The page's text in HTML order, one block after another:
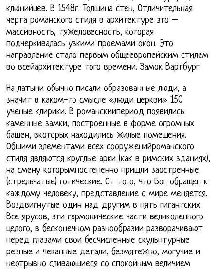
клюнийцев. В 1548г. Толщина стен, Отличительная
черта романского стиля в архитектуре это –
массивность, тяжеловесность, которая
подчеркивалась узкими проемами окон. Это
направление стало первым общеевропейским стилем
во всейархитектуре того времени. Замок Вартбург.
На латыни обычно писали образованные люди, а
значит в каком-то смысле «люди церкви» 150
ученые клирики. В романскийпериод появились
каменные замки, построенные в форме огромных
башен, вкоторых находились жилые помещения.
Общими элементами всех сооруженийроманского
стиля являются круглые арки (как в римских зданиях),
на смену которымпостепенно пришли заостренные
(стрельчатые) готические. От того, что Бог обращен к
каждому человеку, представление о мире меняется.
Воздвигнутые один над другим в пять гигантских
Все ярусов, эти гармонические части великолепного
целого, в бесконечном разнообразии разворачивают
перед глазами свои бесчисленные скульптурные
резные и чеканные детали, безмятежно, могучие и
неотрывно сливающиеся со спокойным величием